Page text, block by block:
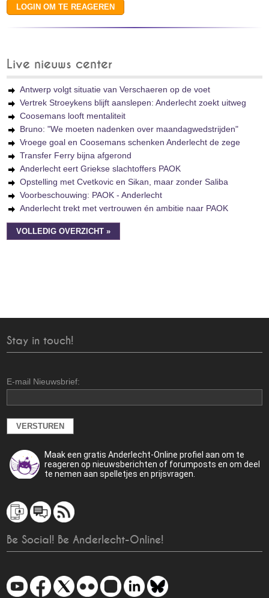
Live nieuws center
Antwerp volgt situatie van Verschaeren op de voet
Vertrek Stroeykens blijft aanslepen: Anderlecht zoekt uitweg
Coosemans looft mentaliteit
Bruno: "We moeten nadenken over maandagwedstrijden"
Vroege goal en Coosemans schenken Anderlecht de zege
Transfer Ferry bijna afgerond
Anderlecht eert Griekse slachtoffers PAOK
Opstelling met Cvetkovic en Sikan, maar zonder Saliba
Voorbeschouwing: PAOK - Anderlecht
Anderlecht trekt met vertrouwen én ambitie naar PAOK
VOLLEDIG OVERZICHT »
Stay in touch!
E-mail Nieuwsbrief:
Maak een gratis Anderlecht-Online profiel aan om te
reageren op nieuwsberichten of forumposts en om deel
te nemen aan spelletjes en prijsvragen.
Be Social! Be Anderlecht-Online!